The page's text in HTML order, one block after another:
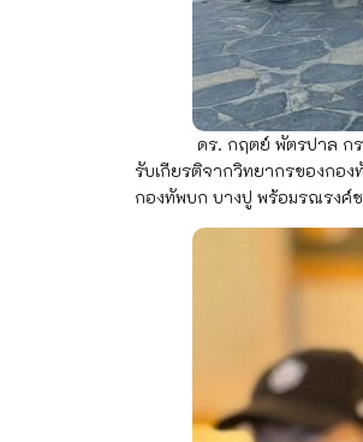
ดร. กฤตย์ พัตรปาล กรรมกา
รับเกียรติจากวิทยากรของกอง
กองทัพบก บางปู พร้อมรณรงค์ช